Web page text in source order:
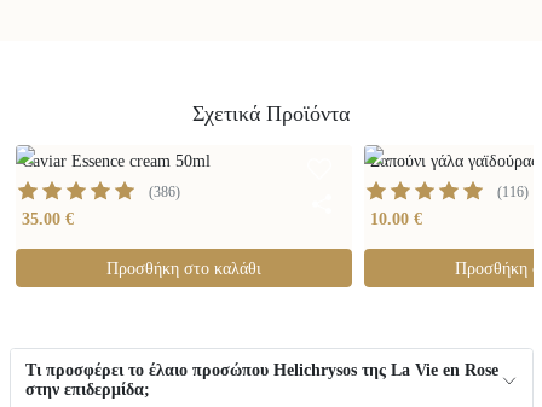
Σχετικά Προϊόντα
Caviar Essence cream 50ml
(386)
35.00 €
Προσθήκη στο καλάθι
Σαπούνι γάλα γαϊδούρας
(116)
10.00 €
Προσθήκη
Τι προσφέρει το έλαιο προσώπου Helichrysos της La Vie en Rose
στην επιδερμίδα;